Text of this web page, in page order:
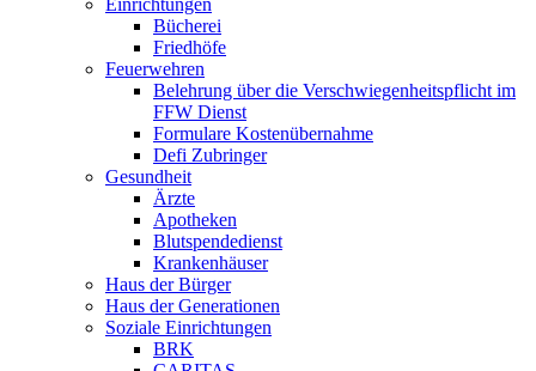
Einrichtungen
Bücherei
Friedhöfe
Feuerwehren
Belehrung über die Verschwiegenheitspflicht im
FFW Dienst
Formulare Kostenübernahme
Defi Zubringer
Gesundheit
Ärzte
Apotheken
Blutspendedienst
Krankenhäuser
Haus der Bürger
Haus der Generationen
Soziale Einrichtungen
BRK